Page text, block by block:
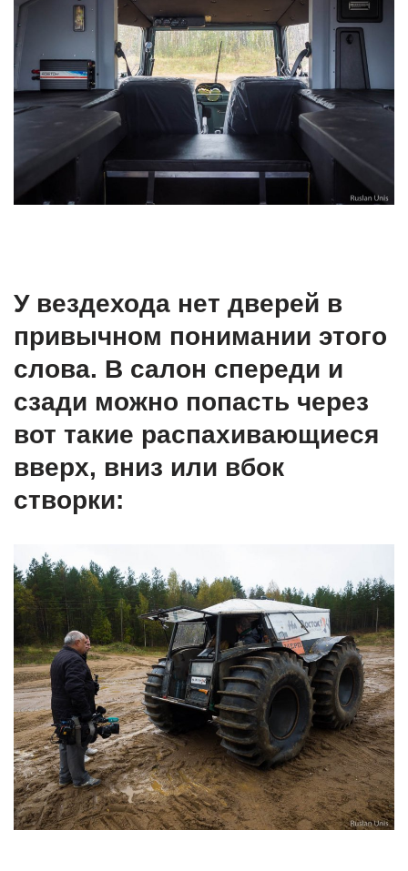
У вездехода нет дверей в
привычном понимании этого
слова. В салон спереди и
сзади можно попасть через
вот такие распахивающиеся
вверх, вниз или вбок
створки: